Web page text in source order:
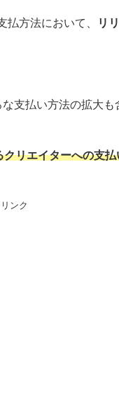
方法において、
リ
支払い方法の拡大
リエイターへの支
ンク